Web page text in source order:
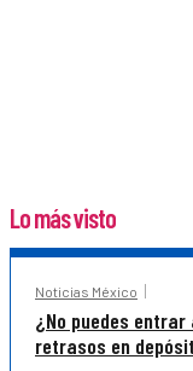
Lo más visto
Noticias México
¿No puedes entrar
retrasos en